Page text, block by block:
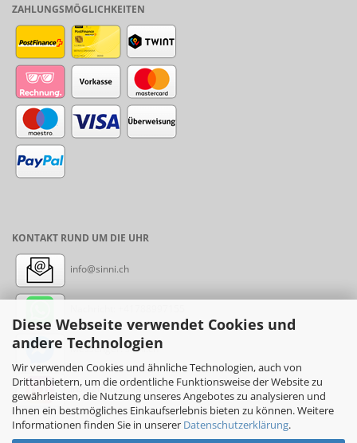
Diese Webseite verwendet Cookies und
andere Technologien
Wir verwenden Cookies und ähnliche Technologien, auch von
Drittanbietern, um die ordentliche Funktionsweise der Website zu
gewährleisten, die Nutzung unseres Angebotes zu analysieren und
Ihnen ein bestmögliches Einkaufserlebnis bieten zu können. Weitere
Informationen finden Sie in unserer Datenschutzerklärung.
ZAHLUNGSMÖGLICHKEITEN
KONTAKT RUND UM DIE UHR
info@sinni.ch
Messenger: sinni.ch
Instagram: sinni_ch